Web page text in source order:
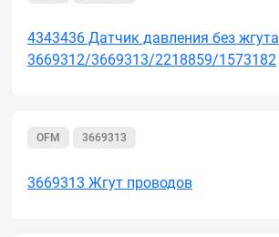
4343436 Датчик давления без жгута
3669312/3669313/2218859/1573182
OFM 3669313
3669313 Жгут проводов